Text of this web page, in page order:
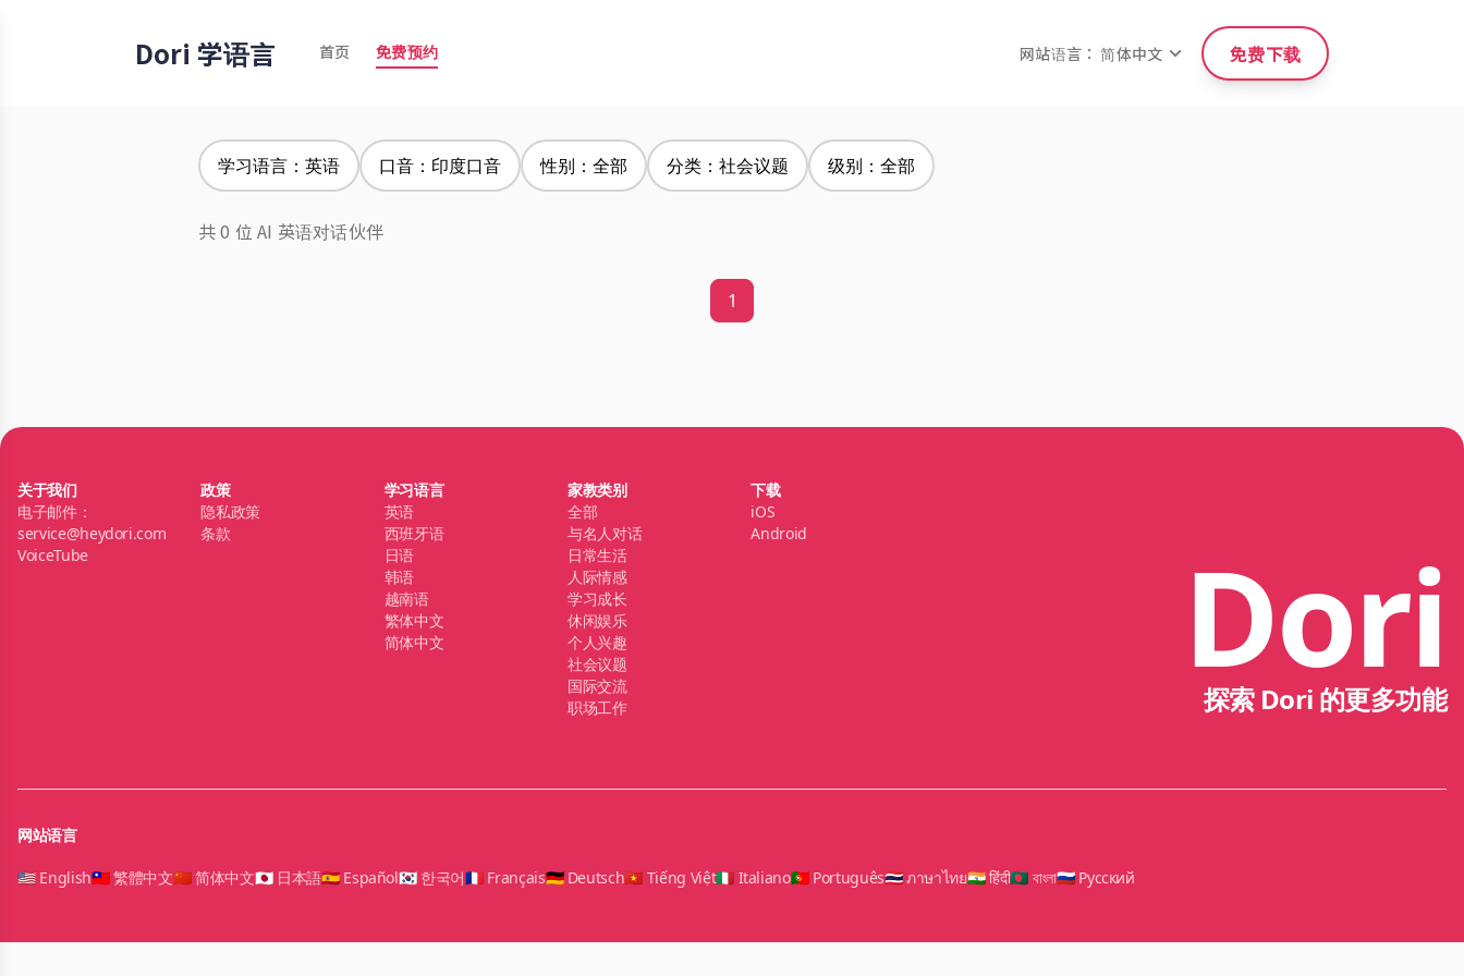
Dori 学语言 首页 免费预约 网站语言： 简体中文 免费下载
学习语言：英语 口音：印度口音 性别：全部 分类：社会议题 级别：全部
共 0 位 AI 英语对话伙伴
1
关于我们
电子邮件：
service@heydori.com
VoiceTube
政策
隐私政策
条款
学习语言
英语
西班牙语
日语
韩语
越南语
繁体中文
简体中文
家教类别
全部
与名人对话
日常生活
人际情感
学习成长
休闲娱乐
个人兴趣
社会议题
国际交流
职场工作
下载
iOS
Android
Dori
探索 Dori 的更多功能
网站语言
🇺🇸 English🇹🇼 繁體中文🇨🇳 简体中文🇯🇵 日本語🇪🇸 Español🇰🇷 한국어🇫🇷 Français🇩🇪 Deutsch🇻🇳 Tiếng Việt🇮🇹 Italiano🇵🇹 Português🇹🇭 ภาษาไทย🇮🇳 हिंदी🇧🇩 বাংলা🇷🇺 Русский